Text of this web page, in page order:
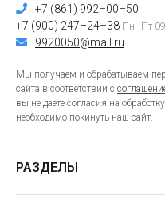
+7 (861) 992–00–50
+7 (900) 247–24–38 Пн–Пт
9920050@mail.ru
Мы получаем и обрабатываем
сайта в соответствии с
вы не даете согласия на
необходимо покинуть наш сайт.
РАЗДЕЛЫ